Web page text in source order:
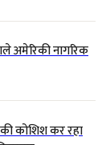
अमेरिकी नागरिक
कोशिश कर रहा